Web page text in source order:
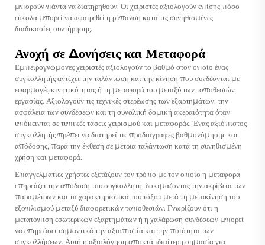
μπορούν πάντα να διατηρηθούν. Οι χειριστές αξιολογούν επίσης πόσο
εύκολα μπορεί να αφαιρεθεί η ρύπανση κατά τις συνηθισμένες
διαδικασίες συντήρησης.
Ανοχή σε Δονήσεις και Μεταφορά
Εμπειρογνώμονες χειριστές αξιολογούν το βαθμό στον οποίο ένας
συγκολλητής αντέχει την ταλάντωση και την κίνηση που συνδέονται με
εφαρμογές κινητικότητας ή τη μεταφορά του μεταξύ των τοποθεσιών
εργασίας. Αξιολογούν τις τεχνικές στερέωσης των εξαρτημάτων, την
ασφάλεια των συνδέσεων και τη συνολική δομική ακεραιότητα όταν
υπόκεινται σε τυπικές τάσεις χειρισμού και μεταφοράς. Ένας αξιόπιστος
συγκολλητής πρέπει να διατηρεί τις προδιαγραφές βαθμονόμησης και
απόδοσης, παρά την έκθεση σε μέτρια ταλάντωση κατά τη συνηθισμένη
χρήση και μεταφορά.
Επαγγελματίες χρήστες εξετάζουν τον τρόπο με τον οποίο η μεταφορά
επηρεάζει την απόδοση του συγκολλητή, δοκιμάζοντας την ακρίβεια των
παραμέτρων και τα χαρακτηριστικά του τόξου μετά τη μετακίνηση του
εξοπλισμού μεταξύ διαφορετικών τοποθεσιών. Γνωρίζουν ότι η
μετατόπιση εσωτερικών εξαρτημάτων ή η χαλάρωση συνδέσεων μπορεί
να επηρεάσει σημαντικά την αξιοπιστία και την ποιότητα των
συγκολλήσεων. Αυτή η αξιολόγηση αποκτά ιδιαίτερη σημασία για